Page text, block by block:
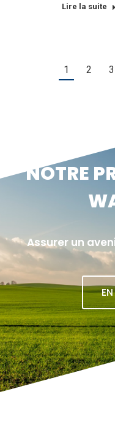
Lire la suite
1 2 3
NOTRE
Assurer un